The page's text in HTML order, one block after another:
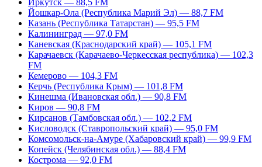
Иркутск — 88,5 FM
Йошкар-Ола (Республика Марий Эл) — 88,7 FM
Казань (Республика Татарстан) — 95,5 FM
Калининград — 97,0 FM
Каневская (Краснодарский край) — 105,1 FM
Карачаевск (Карачаево-Черкесская республика) — 102,3
FM
Кемерово — 104,3 FM
Керчь (Республика Крым) — 101,8 FM
Кинешма (Ивановская обл.) — 90,8 FM
Киров — 90,8 FM
Кирсанов (Тамбовская обл.) — 102,2 FM
Кисловодск (Ставропольский край) — 95,0 FM
Комсомольск-на-Амуре (Хабаровский край) — 99,9 FM
Копейск (Челябинская обл.) — 88,4 FM
Кострома — 92,0 FM